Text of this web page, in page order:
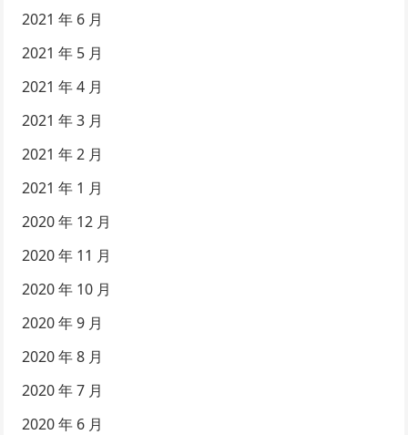
2021 年 6 月
2021 年 5 月
2021 年 4 月
2021 年 3 月
2021 年 2 月
2021 年 1 月
2020 年 12 月
2020 年 11 月
2020 年 10 月
2020 年 9 月
2020 年 8 月
2020 年 7 月
2020 年 6 月